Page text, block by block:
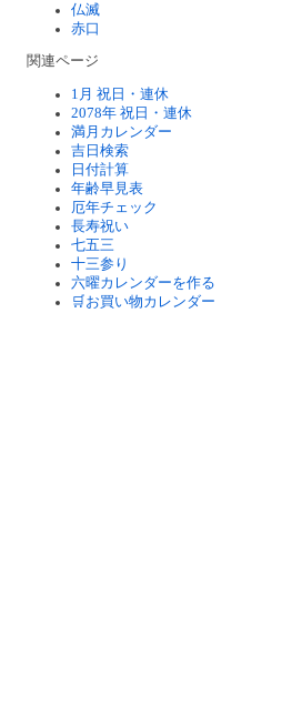
仏滅
赤口
関連ページ
1月 祝日・連休
2078年 祝日・連休
満月カレンダー
吉日検索
日付計算
年齢早見表
厄年チェック
長寿祝い
七五三
十三参り
六曜カレンダーを作る
🛒お買い物カレンダー